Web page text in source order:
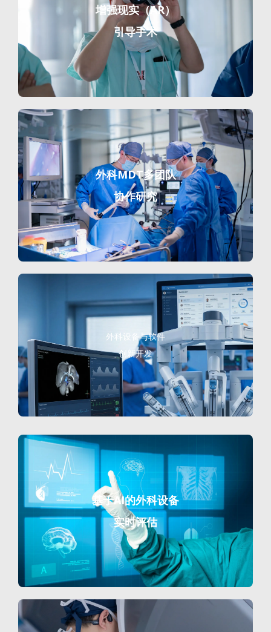
增强现实（AR）
引导手术
外科MDT多团队
协作研究
外科设备与软件
创新开发
基于AI的外科设备
实时评估